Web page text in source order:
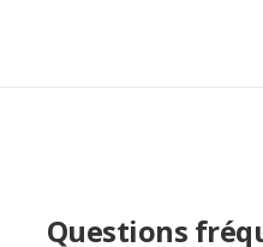
Questions